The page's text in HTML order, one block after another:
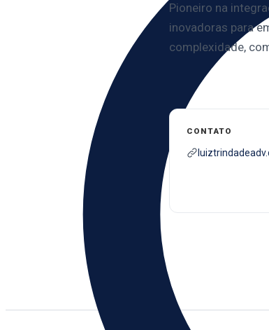
Pioneiro na
inovadoras para
complexidade,
CONTATO